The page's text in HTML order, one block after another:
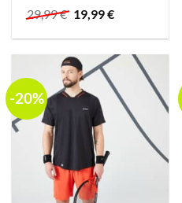
29,99€ Ursprünglicher
war:
29,99 €
19,99€Aktueller
ist:
19,99 €.
-20%